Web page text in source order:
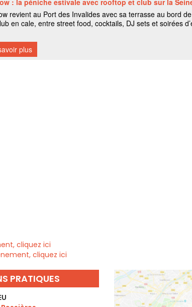
cliquez ici
cliquez ici
PRATIQUES